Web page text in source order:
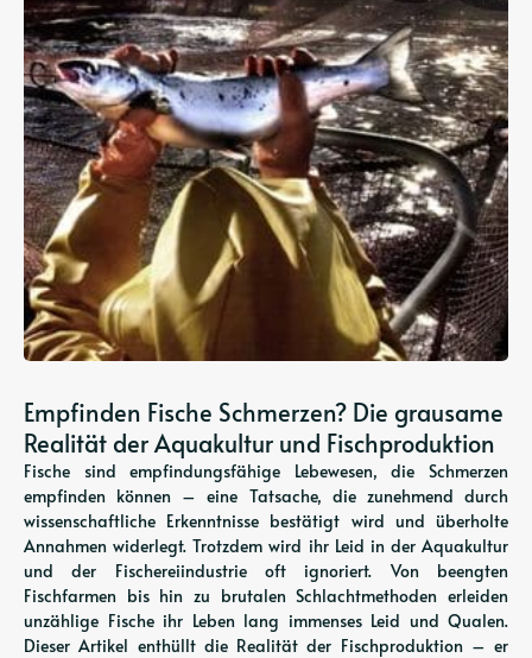
Empfinden Fische Schmerzen? Die grausame
Realität der Aquakultur und Fischproduktion
Fische sind empfindungsfähige Lebewesen, die Schmerzen
empfinden können – eine Tatsache, die zunehmend durch
wissenschaftliche Erkenntnisse bestätigt wird und überholte
Annahmen widerlegt. Trotzdem wird ihr Leid in der Aquakultur
und der Fischereiindustrie oft ignoriert. Von beengten
Fischfarmen bis hin zu brutalen Schlachtmethoden erleiden
unzählige Fische ihr Leben lang immenses Leid und Qualen.
Dieser Artikel enthüllt die Realität der Fischproduktion – er